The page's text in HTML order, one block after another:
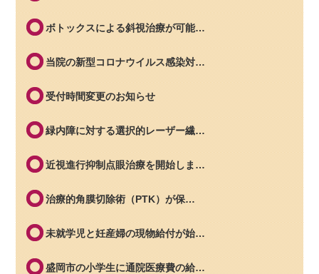
ボトックスによる斜視治療が可能…
当院の新型コロナウイルス感染対…
受付時間変更のお知らせ
緑内障に対する選択的レーザー繊…
近視進行抑制点眼治療を開始しま…
治療的角膜切除術（PTK）が保…
未就学児と妊産婦の現物給付が始…
盛岡市の小学生に通院医療費の給…